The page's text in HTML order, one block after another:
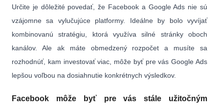
Určite je dôležité povedať, že Facebook a Google Ads nie sú
vzájomne sa vylučujúce platformy. Ideálne by bolo vyvíjať
kombinovanú stratégiu, ktorá využíva silné stránky oboch
kanálov. Ale ak máte obmedzený rozpočet a musíte sa
rozhodnúť, kam investovať viac, môže byť pre vás Google Ads
lepšou voľbou na dosiahnutie konkrétnych výsledkov.
Facebook môže byť pre vás stále užitočným